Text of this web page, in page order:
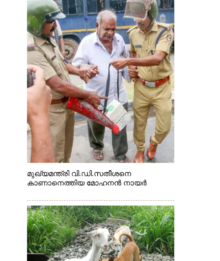
മുഖ്യമന്ത്രി വി.ഡി.സതീശനെ
കാണാനെത്തിയ മോഹനൻ നായർ